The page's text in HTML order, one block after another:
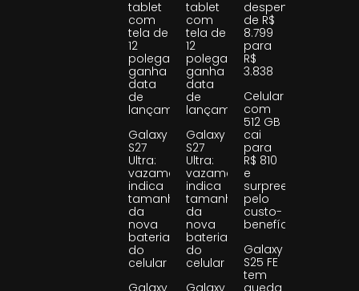
tablet
com
tela de
12
polegadas
ganha
data
de
lançamento
Galaxy
S27
Ultra:
vazamento
indica
tamanho
da
nova
bateria
do
celular
Galaxy
tablet
com
tela de
12
polegadas
ganha
data
de
lançamento
Galaxy
S27
Ultra:
vazamento
indica
tamanho
da
nova
bateria
do
celular
Galaxy
despenca
de R$
8.799
para
R$
3.838
Celular
com
512 GB
cai
para
R$ 810
e
surpreende
pelo
custo-
benefício
Galaxy
S25 FE
tem
queda